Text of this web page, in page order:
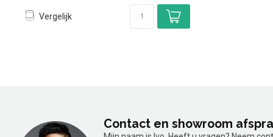
Vergelijk
Contact en showroom